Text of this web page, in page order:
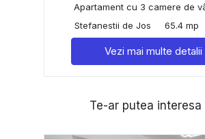
Apartament cu 3 camere de
Stefanestii de Jos
65.4 mp
Vezi mai multe detalii
Te-ar putea interesa